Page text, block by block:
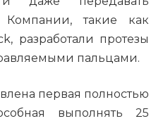
Компании, такие как
разработали протезы
пальцами.
первая полностью
выполнять 25